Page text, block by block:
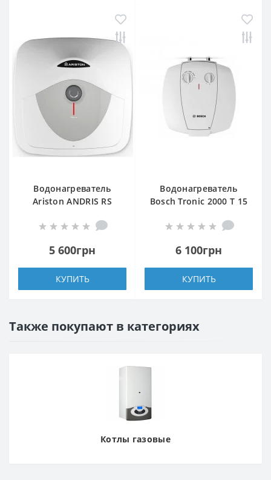
Водонагреватель
Ariston ANDRIS RS
5 600грн
КУПИТЬ
Водонагреватель
Bosch Tronic 2000 T 15
6 100грн
КУПИТЬ
Также покупают в категориях
Котлы газовые